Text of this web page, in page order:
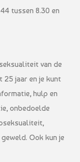
tussen 8.30 en
van de
25 jaar en je kunt
hulp en
onbedoelde
Ook kun je